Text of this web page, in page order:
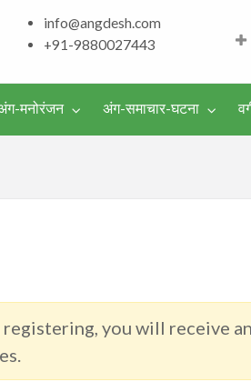
info@angdesh.com
+91-9880027443
मनोरंजन अंग-समाचार-घटना
you will receive